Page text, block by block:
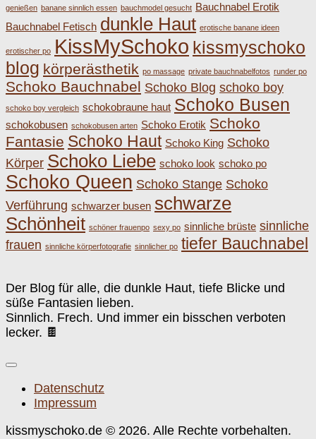
genießen banane sinnlich essen bauchmodel gesucht Bauchnabel Erotik
Bauchnabel Fetisch dunkle Haut erotische banane ideen
erotischer po KissMySchoko kissmyschoko
blog körperästhetik po massage private bauchnabelfotos runder po
Schoko Bauchnabel Schoko Blog schoko boy
schoko boy vergleich schokobraune haut Schoko Busen
schokobusen schokobusen arten Schoko Erotik Schoko
Fantasie Schoko Haut Schoko King Schoko
Körper Schoko Liebe schoko look schoko po
Schoko Queen Schoko Stange Schoko
Verführung schwarzer busen schwarze
Schönheit schöner frauenpo sexy po sinnliche brüste sinnliche
frauen sinnliche körperfotografie sinnlicher po tiefer Bauchnabel
Der Blog für alle, die dunkle Haut, tiefe Blicke und
süße Fantasien lieben.
Sinnlich. Frech. Und immer ein bisschen verboten
lecker. 🍫
Datenschutz
Impressum
kissmyschoko.de © 2026. Alle Rechte vorbehalten.